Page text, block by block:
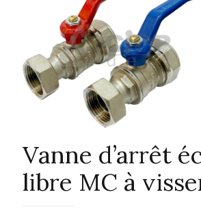
Vanne d’arrêt
libre MC à